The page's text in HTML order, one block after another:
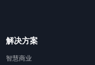
解决方案
智慧商业